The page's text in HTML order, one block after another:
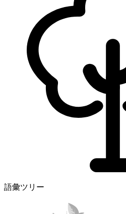
語彙ツリー